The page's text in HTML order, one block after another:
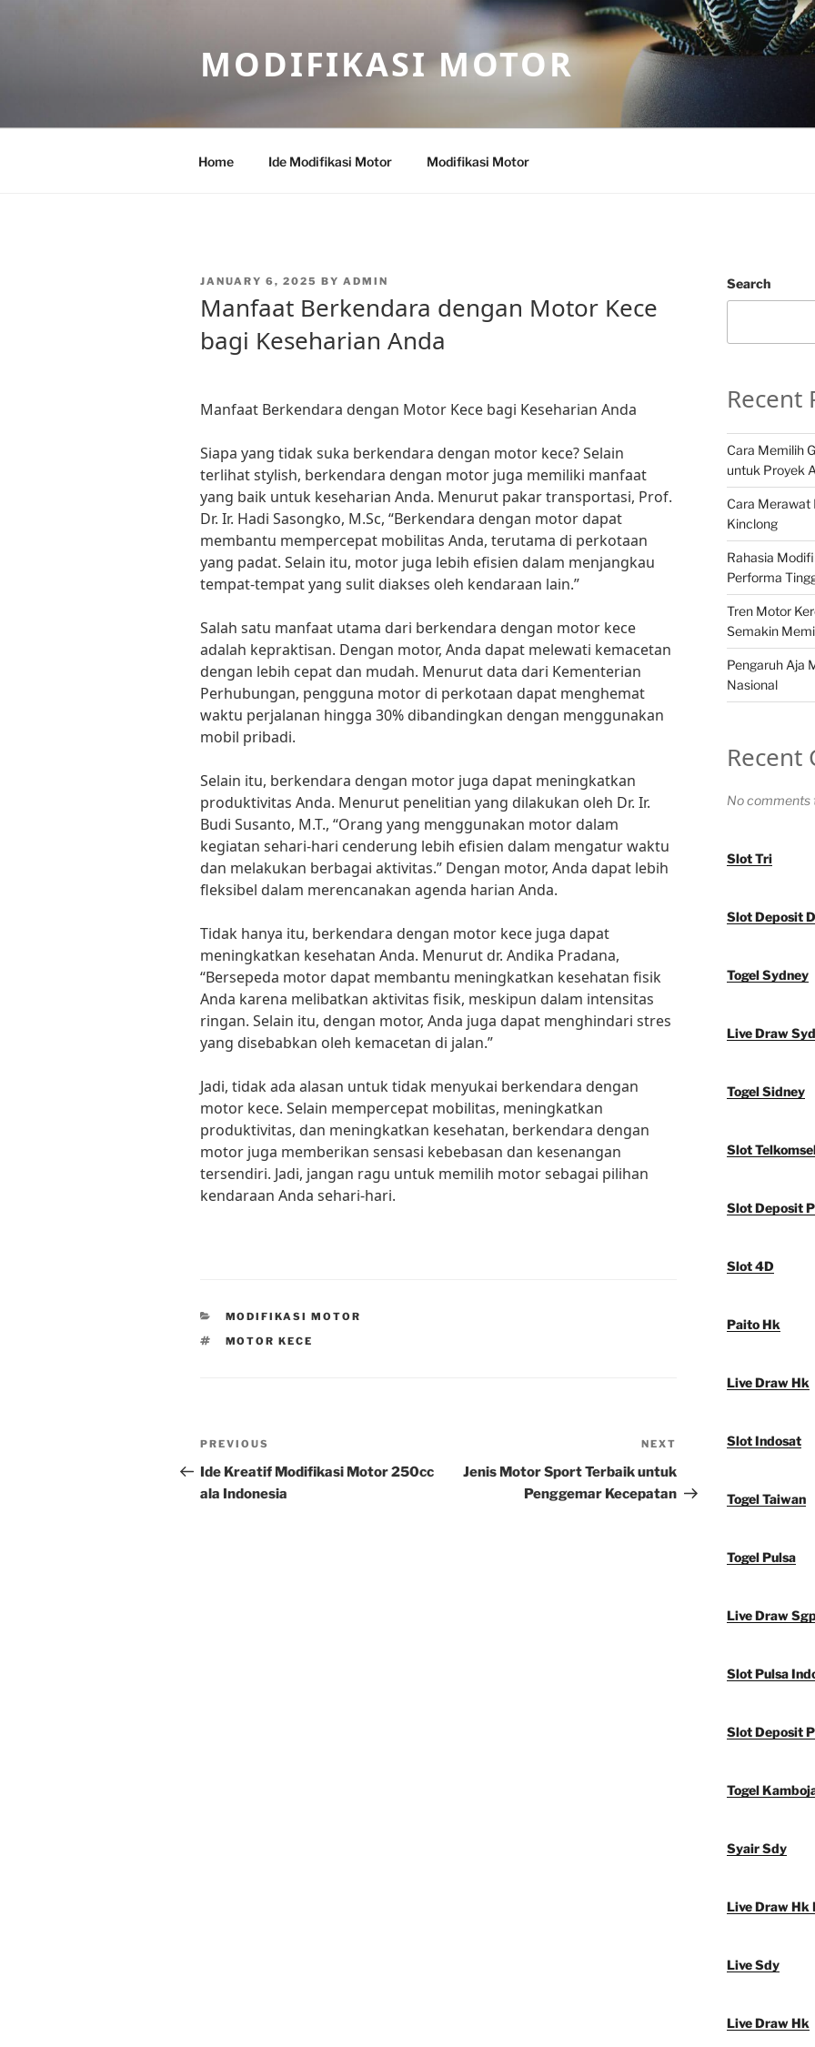
MODIFIKASI MOTOR
Home Ide Modifikasi Motor Modifikasi Motor
POSTED
JANUARY 6, 2025 BY ADMIN
Manfaat Berkendara dengan Motor Kece
bagi Keseharian Anda
Manfaat Berkendara dengan Motor Kece bagi Keseharian Anda
Siapa yang tidak suka berkendara dengan motor kece? Selain
terlihat stylish, berkendara dengan motor juga memiliki manfaat
yang baik untuk keseharian Anda. Menurut pakar transportasi, Prof.
Dr. Ir. Hadi Sasongko, M.Sc, “Berkendara dengan motor dapat
membantu mempercepat mobilitas Anda, terutama di perkotaan
yang padat. Selain itu, motor juga lebih efisien dalam menjangkau
tempat-tempat yang sulit diakses oleh kendaraan lain.”
Salah satu manfaat utama dari berkendara dengan motor kece
adalah kepraktisan. Dengan motor, Anda dapat melewati kemacetan
dengan lebih cepat dan mudah. Menurut data dari Kementerian
Perhubungan, pengguna motor di perkotaan dapat menghemat
waktu perjalanan hingga 30% dibandingkan dengan menggunakan
mobil pribadi.
Selain itu, berkendara dengan motor juga dapat meningkatkan
produktivitas Anda. Menurut penelitian yang dilakukan oleh Dr. Ir.
Budi Susanto, M.T., “Orang yang menggunakan motor dalam
kegiatan sehari-hari cenderung lebih efisien dalam mengatur waktu
dan melakukan berbagai aktivitas.” Dengan motor, Anda dapat lebih
fleksibel dalam merencanakan agenda harian Anda.
Tidak hanya itu, berkendara dengan motor kece juga dapat
meningkatkan kesehatan Anda. Menurut dr. Andika Pradana,
“Bersepeda motor dapat membantu meningkatkan kesehatan fisik
Anda karena melibatkan aktivitas fisik, meskipun dalam intensitas
ringan. Selain itu, dengan motor, Anda juga dapat menghindari stres
yang disebabkan oleh kemacetan di jalan.”
Jadi, tidak ada alasan untuk tidak menyukai berkendara dengan
motor kece. Selain mempercepat mobilitas, meningkatkan
produktivitas, dan meningkatkan kesehatan, berkendara dengan
motor juga memberikan sensasi kebebasan dan kesenangan
tersendiri. Jadi, jangan ragu untuk memilih motor sebagai pilihan
kendaraan Anda sehari-hari.
CATEGORIES
MODIFIKASI MOTOR
TAGS
MOTOR KECE
Post
navigation
Previous
Post
PREVIOUS
Ide Kreatif Modifikasi Motor 250cc
ala Indonesia
Post
NEXT
Jenis Motor Sport Terbaik untuk
Penggemar Kecepatan
Search
Recent
Cara Memilih
untuk Proyek
Cara Merawat
Kinclong
Rahasia
Performa
Tren Motor
Semakin
Pengaruh Aja
Nasional
Recent
No comments
Slot Tri
Slot Deposit
Togel Sydney
Live Draw
Togel Sidney
Slot
Slot Deposit
Slot 4D
Paito Hk
Live Draw Hk
Slot Indosat
Togel Taiwan
Togel Pulsa
Live Draw
Slot Pulsa
Slot Deposit
Togel
Syair Sdy
Live Draw Hk
Live Sdy
Live Draw Hk